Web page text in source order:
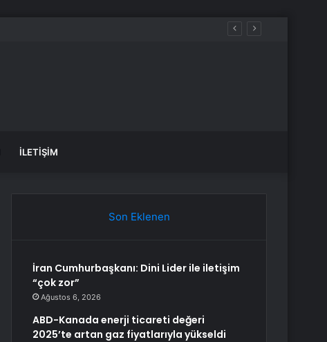
İLETIŞIM
Son Eklenen
İran Cumhurbaşkanı: Dini Lider ile iletişim
“çok zor”
Ağustos 6, 2026
ABD-Kanada enerji ticareti değeri
2025’te artan gaz fiyatlarıyla yükseldi